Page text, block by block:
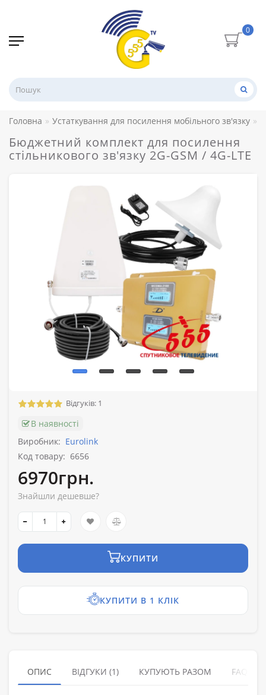
0
Головна Устаткування для посилення мобільного зв'язку
Бюджетний комплект для посилення
стільникового зв'язку 2G-GSM / 4G-LTE
Відгуків: 1
В наявності
Виробник: Eurolink
Код товару: 6656
6970грн.
Знайшли дешевше?
КУПИТИ
КУПИТИ В 1 КЛІК
ОПИС ВІДГУКИ (1) КУПУЮТЬ РАЗОМ FAQ